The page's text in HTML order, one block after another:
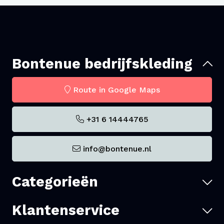
Wasbaar tot 95 °C
Geschikt voor intensieve en hygiënische
bewassing
Geschikt voor
Professionele keukens
Foodproductie
Bontenue bedrijfskleding
Route in Google Maps
+31 6 14444765
info@bontenue.nl
Categorieën
Klantenservice